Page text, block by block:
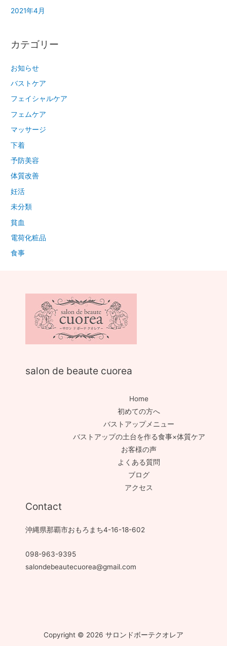
2021年4月
カテゴリー
お知らせ
バストケア
フェイシャルケア
フェムケア
マッサージ
下着
予防美容
体質改善
妊活
未分類
貧血
電荷化粧品
食事
salon de beaute cuorea
Home
初めての方へ
バストアップメニュー
バストアップの土台を作る食事×体質ケア
お客様の声
よくある質問
ブログ
アクセス
Contact
沖縄県那覇市おもろまち4-16-18-602
098-963-9395
salondebeautecuorea@gmail.com
Copyright © 2026 サロンドボーテクオレア